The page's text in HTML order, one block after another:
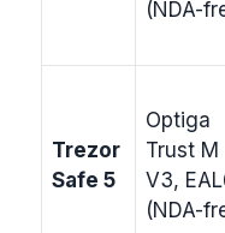
(NDA-
Trezor
Safe 5
Optiga
Trust M
V3,
(NDA-